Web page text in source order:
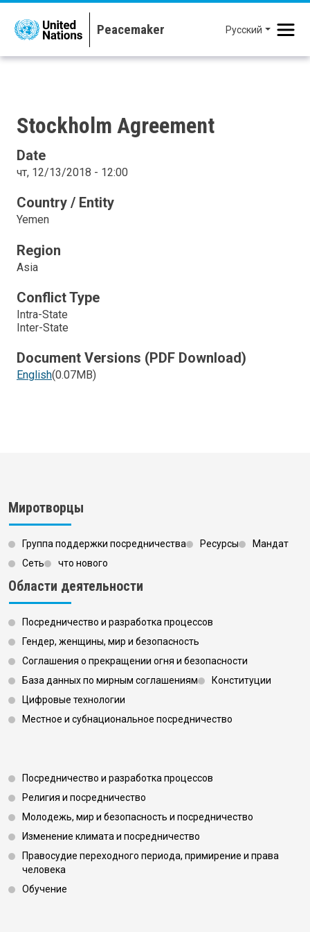
Перейти к основному содержанию
Русский
Stockholm Agreement
Date
чт, 12/13/2018 - 12:00
Country / Entity
Yemen
Region
Asia
Conflict Type
Intra-State
Inter-State
Document Versions (PDF Download)
English(0.07MB)
Миротворцы
Группа поддержки посредничества Ресурсы
Мандат
Сеть
что нового
Области деятельности
Посредничество и разработка процессов
Гендер, женщины, мир и безопасность
Соглашения о прекращении огня и безопасности
База данных по мирным соглашениям
Конституции
Цифровые технологии
Местное и субнациональное посредничество
Footer 3
Посредничество и разработка процессов
Религия и посредничество
Молодежь, мир и безопасность и посредничество
Изменение климата и посредничество
Правосудие переходного периода, примирение и права
человека
Обучение